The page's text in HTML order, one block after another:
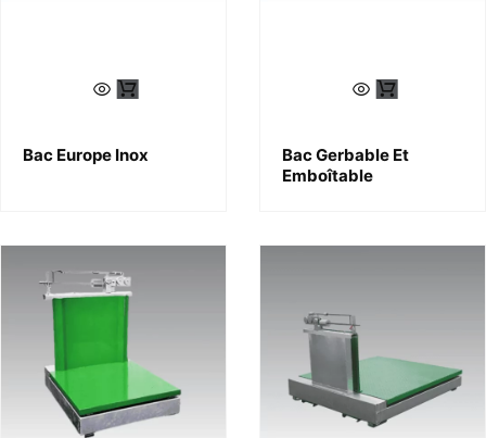
Bac Europe Inox
Bac Gerbable Et
Emboîtable